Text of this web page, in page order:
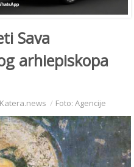
Sava
arhiepiskopa
Foto: Agencije